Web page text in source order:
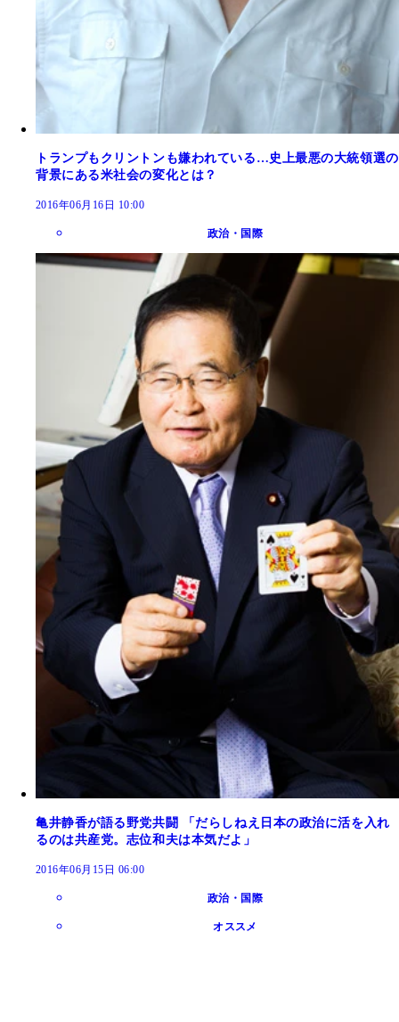
トランプもクリントンも嫌われている…史上最悪の大統領選の
背景にある米社会の変化とは？
2016年06月16日 10:00
政治・国際
亀井静香が語る野党共闘 「だらしねえ日本の政治に活を入れ
るのは共産党。志位和夫は本気だよ」
2016年06月15日 06:00
政治・国際
オススメ